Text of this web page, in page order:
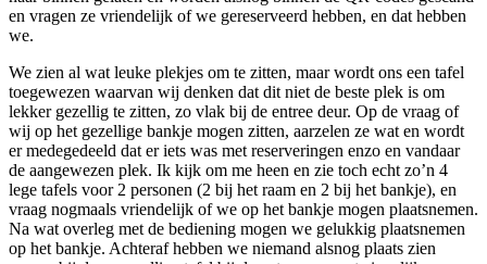
en vragen ze vriendelijk of we gereserveerd hebben, en dat hebben
we.
We zien al wat leuke plekjes om te zitten, maar wordt ons een tafel
toegewezen waarvan wij denken dat dit niet de beste plek is om
lekker gezellig te zitten, zo vlak bij de entree deur. Op de vraag of
wij op het gezellige bankje mogen zitten, aarzelen ze wat en wordt
er medegedeeld dat er iets was met reserveringen enzo en vandaar
de aangewezen plek. Ik kijk om me heen en zie toch echt zo’n 4
lege tafels voor 2 personen (2 bij het raam en 2 bij het bankje), en
vraag nogmaals vriendelijk of we op het bankje mogen plaatsnemen.
Na wat overleg met de bediening mogen we gelukkig plaatsnemen
op het bankje. Achteraf hebben we niemand alsnog plaats zien